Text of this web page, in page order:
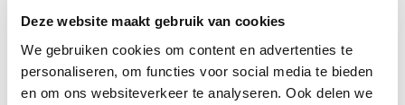
Deze website maakt gebruik van cookies
We gebruiken cookies om content en advertenties te
personaliseren, om functies voor social media te bieden
en om ons websiteverkeer te analyseren. Ook delen we
Bundelkorting:39,9525,00